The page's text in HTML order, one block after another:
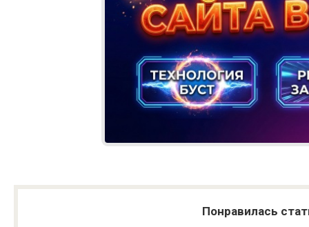
Понравилась